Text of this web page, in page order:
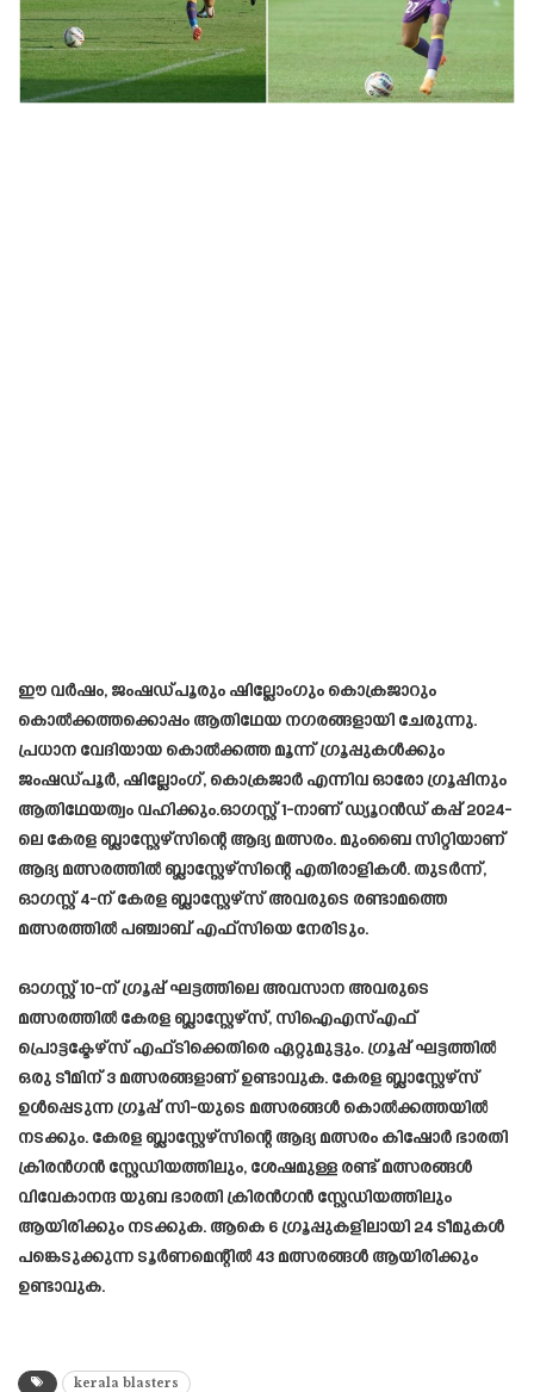
ഈ വർഷം, ജംഷഡ്പൂരും ഷില്ലോംഗും കൊക്രജാറും
കൊൽക്കത്തക്കൊപ്പം ആതിഥേയ നഗരങ്ങളായി ചേരുന്നു.
പ്രധാന വേദിയായ കൊൽക്കത്ത മൂന്ന് ഗ്രൂപ്പുകൾക്കും
ജംഷഡ്പൂർ, ഷില്ലോംഗ്, കൊക്രജാർ എന്നിവ ഓരോ ഗ്രൂപ്പിനും
ആതിഥേയത്വം വഹിക്കും.ഓഗസ്റ്റ് 1-നാണ് ഡ്യൂറൻഡ് കപ്പ് 2024-
ലെ കേരള ബ്ലാസ്റ്റേഴ്സിന്റെ ആദ്യ മത്സരം. മുംബൈ സിറ്റിയാണ്
ആദ്യ മത്സരത്തിൽ ബ്ലാസ്റ്റേഴ്സിന്റെ എതിരാളികൾ. തുടർന്ന്,
ഓഗസ്റ്റ് 4-ന് കേരള ബ്ലാസ്റ്റേഴ്സ് അവരുടെ രണ്ടാമത്തെ
മത്സരത്തിൽ പഞ്ചാബ് എഫ്സിയെ നേരിടും.
ഓഗസ്റ്റ് 10-ന് ഗ്രൂപ്പ് ഘട്ടത്തിലെ അവസാന അവരുടെ
മത്സരത്തിൽ കേരള ബ്ലാസ്റ്റേഴ്സ്, സിഐഎസ്എഫ്
പ്രൊട്ടക്ടേഴ്സ് എഫ്ടിക്കെതിരെ ഏറ്റുമുട്ടും. ഗ്രൂപ്പ് ഘട്ടത്തിൽ
ഒരു ടീമിന് 3 മത്സരങ്ങളാണ് ഉണ്ടാവുക. കേരള ബ്ലാസ്റ്റേഴ്സ്
ഉൾപ്പെടുന്ന ഗ്രൂപ്പ് സി-യുടെ മത്സരങ്ങൾ കൊൽക്കത്തയിൽ
നടക്കും. കേരള ബ്ലാസ്റ്റേഴ്സിന്റെ ആദ്യ മത്സരം കിഷോർ ഭാരതി
ക്രിരൻഗൻ സ്റ്റേഡിയത്തിലും, ശേഷമുള്ള രണ്ട് മത്സരങ്ങൾ
വിവേകാനന്ദ യുബ ഭാരതി ക്രിരൻഗൻ സ്റ്റേഡിയത്തിലും
ആയിരിക്കും നടക്കുക. ആകെ 6 ഗ്രൂപ്പുകളിലായി 24 ടീമുകൾ
പങ്കെടുക്കുന്ന ടൂർണമെന്റിൽ 43 മത്സരങ്ങൾ ആയിരിക്കും
ഉണ്ടാവുക.
kerala blasters